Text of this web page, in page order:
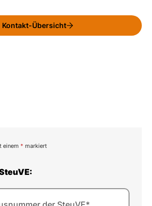
Kontakt-Übersicht
einem * markiert